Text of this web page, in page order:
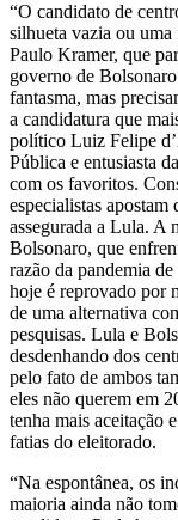
“O candidato de
silhueta vazia ou
Paulo Kramer, que
governo de
fantasma, mas
a candidatura que
político Luiz Felipe
Pública e entusiasta
com os favoritos.
especialistas apostam
assegurada a Lula. A
Bolsonaro, que
razão da pandemia
hoje é reprovado por
de uma alternativa
pesquisas. Lula e
desdenhando dos
pelo fato de ambos
eles não querem em
tenha mais aceitação
fatias do eleitorado.
“Na espontânea, os
maioria ainda não